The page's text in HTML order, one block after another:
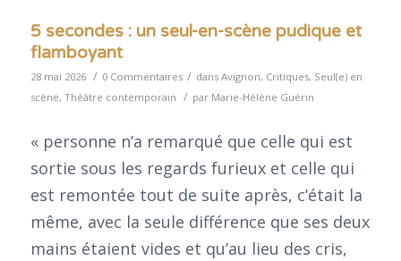
5 secondes : un seul-en-scène pudique et
flamboyant
28 mai 2026 / 0 Commentaires / dans Avignon, Critiques, Seul(e) en
scène, Théâtre contemporain / par Marie-Hélène Guérin
« personne n’a remarqué que celle qui est
sortie sous les regards furieux et celle qui
est remontée tout de suite après, c’était la
même, avec la seule différence que ses deux
mains étaient vides et qu’au lieu des cris,